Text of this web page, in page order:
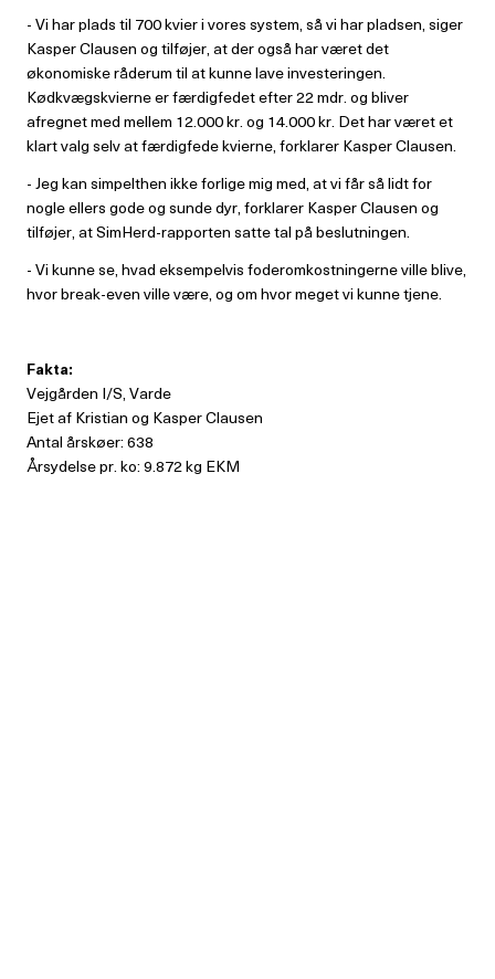
- Vi har plads til 700 kvier i vores system, så vi har pladsen, siger
Kasper Clausen og tilføjer, at der også har været det
økonomiske råderum til at kunne lave investeringen.
Kødkvægskvierne er færdigfedet efter 22 mdr. og bliver
afregnet med mellem 12.000 kr. og 14.000 kr. Det har været et
klart valg selv at færdigfede kvierne, forklarer Kasper Clausen.
- Jeg kan simpelthen ikke forlige mig med, at vi får så lidt for
nogle ellers gode og sunde dyr, forklarer Kasper Clausen og
tilføjer, at SimHerd-rapporten satte tal på beslutningen.
- Vi kunne se, hvad eksempelvis foderomkostningerne ville blive,
hvor break-even ville være, og om hvor meget vi kunne tjene.
Fakta:
Vejgården I/S, Varde
Ejet af Kristian og Kasper Clausen
Antal årskøer: 638
Årsydelse pr. ko: 9.872 kg EKM